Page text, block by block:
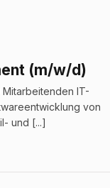
(m/w/d)
IT-
von
und [...]